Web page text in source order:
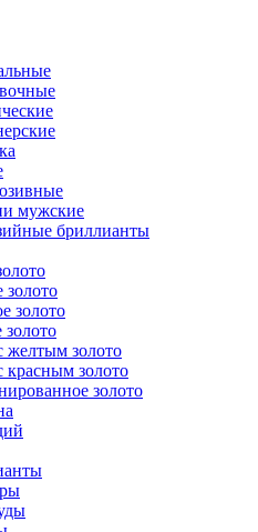
мужские
бриллианты
золото
золото
золото
желтым золото
красным золото
золото